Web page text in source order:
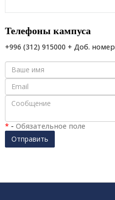
Телефоны кампуса
+996 (312) 915000 + Доб. номер
* - Обязательное поле
Отправить